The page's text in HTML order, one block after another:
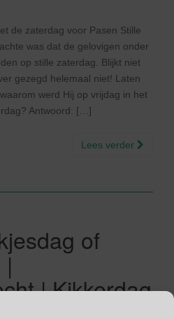
de zaterdag voor Pasen Stille
was dat de gelovigen onder
op stille zaterdag. Blijkt niet
gezegd helemaal niet! Laten
werd Hij op vrijdag in het
Antwoord: […]
Lees verder
of
|
| Kikkerdag